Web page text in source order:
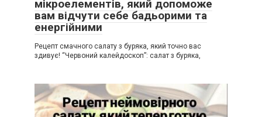
мікроелементів, який допоможе
вам відчути себе бадьорими та
енергійними
Рецепт смачного салату з буряка, який точно вас
здивує! “Червоний калейдоскоп”: салат з буряка,